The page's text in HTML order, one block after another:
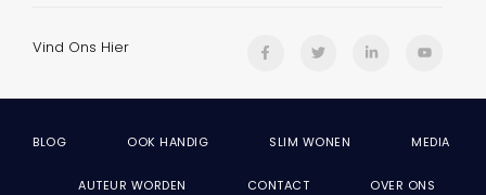
Vind Ons Hier
BLOG OOK HANDIG SLIM WONEN MEDIA
AUTEUR WORDEN CONTACT OVER ONS